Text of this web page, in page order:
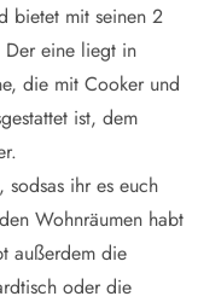
bietet mit seinen 2
Der eine liegt in
die mit Cooker und
ist, dem
sodsas ihr es euch
Wohnräumen habt
außerdem die
oder die